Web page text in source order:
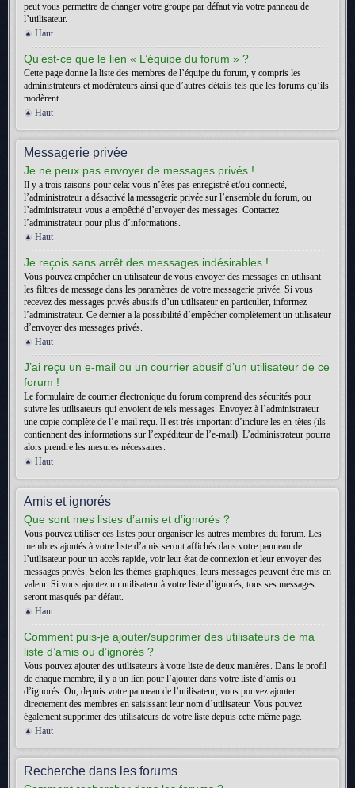
peut vous permettre de changer votre groupe par défaut via votre panneau de
l’utilisateur.
Haut
Qu’est-ce que le lien « L’équipe du forum » ?
Cette page donne la liste des membres de l’équipe du forum, y compris les
administrateurs et modérateurs ainsi que d’autres détails tels que les forums qu’ils
modèrent.
Haut
Messagerie privée
Je ne peux pas envoyer de messages privés !
Il y a trois raisons pour cela: vous n’êtes pas enregistré et/ou connecté,
l’administrateur a désactivé la messagerie privée sur l’ensemble du forum, ou
l’administrateur vous a empêché d’envoyer des messages. Contactez
l’administrateur pour plus d’informations.
Haut
Je reçois sans arrêt des messages indésirables !
Vous pouvez empêcher un utilisateur de vous envoyer des messages en utilisant
les filtres de message dans les paramètres de votre messagerie privée. Si vous
recevez des messages privés abusifs d’un utilisateur en particulier, informez
l’administrateur. Ce dernier a la possibilité d’empêcher complètement un utilisateur
d’envoyer des messages privés.
Haut
J’ai reçu un e-mail ou un courrier abusif d’un utilisateur de ce
forum !
Le formulaire de courrier électronique du forum comprend des sécurités pour
suivre les utilisateurs qui envoient de tels messages. Envoyez à l’administrateur
une copie complète de l’e-mail reçu. Il est très important d’inclure les en-têtes (ils
contiennent des informations sur l’expéditeur de l’e-mail). L’administrateur pourra
alors prendre les mesures nécessaires.
Haut
Amis et ignorés
Que sont mes listes d’amis et d’ignorés ?
Vous pouvez utiliser ces listes pour organiser les autres membres du forum. Les
membres ajoutés à votre liste d’amis seront affichés dans votre panneau de
l’utilisateur pour un accès rapide, voir leur état de connexion et leur envoyer des
messages privés. Selon les thèmes graphiques, leurs messages peuvent être mis en
valeur. Si vous ajoutez un utilisateur à votre liste d’ignorés, tous ses messages
seront masqués par défaut.
Haut
Comment puis-je ajouter/supprimer des utilisateurs de ma
liste d’amis ou d’ignorés ?
Vous pouvez ajouter des utilisateurs à votre liste de deux manières. Dans le profil
de chaque membre, il y a un lien pour l’ajouter dans votre liste d’amis ou
d’ignorés. Ou, depuis votre panneau de l’utilisateur, vous pouvez ajouter
directement des membres en saisissant leur nom d’utilisateur. Vous pouvez
également supprimer des utilisateurs de votre liste depuis cette même page.
Haut
Recherche dans les forums